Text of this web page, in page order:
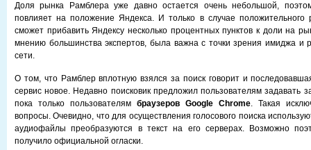
Доля рынка Рамблера уже давно остается очень небольшой,
повлияет на положение Яндекса. И только в случае положительного
сможет прибавить Яндексу несколько процентных пунктов к доли на
мнению большинства экспертов, была важна с точки зрения имиджа и
сети.
О том, что Рамблер вплотную взялся за поиск говорит и
сервис новое. Недавно поисковик предложил пользователям задавать
пока только пользователям браузеров Google Chrome. Такая
вопросы. Очевидно, что для осуществления голосового поиска
аудиофайлы преобразуются в текст на его серверах. Возможно
получило официальной огласки.